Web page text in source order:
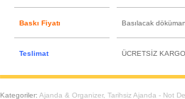
Baskı Fiyatı Basılacak
Teslimat ÜCRETSİZ
Kategoriler: Ajanda & Organizer,Tarihsiz Ajanda - Not